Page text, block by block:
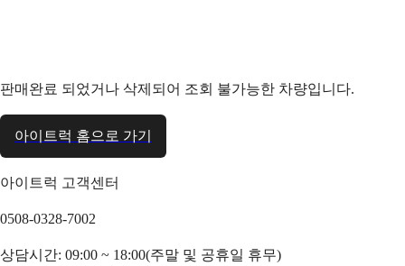
판매완료 되었거나 삭제되어 조회 불가능한 차량입니다.
아이트럭 홈으로 가기
아이트럭 고객센터
0508-0328-7002
상담시간: 09:00 ~ 18:00(주말 및 공휴일 휴무)